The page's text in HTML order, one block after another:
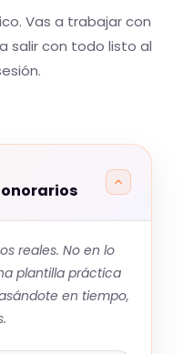
Vas a trabajar con
salir con todo listo al
reales. No en lo
plantilla práctica
en tiempo,